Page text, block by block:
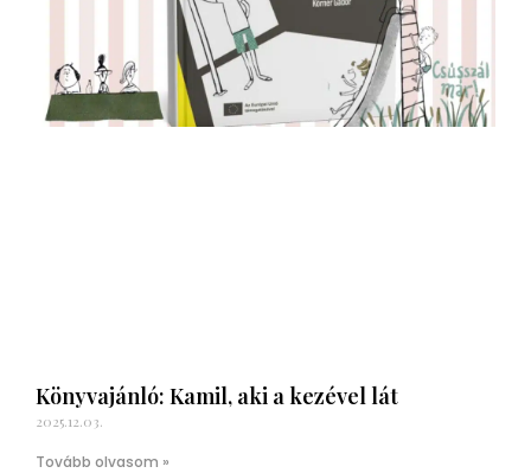
Könyvajánló: Kamil, aki a kezével lát
2025.12.03.
Tovább olvasom »